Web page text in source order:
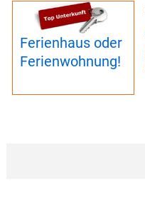
Ferienhaus oder
Ferienwohnung!